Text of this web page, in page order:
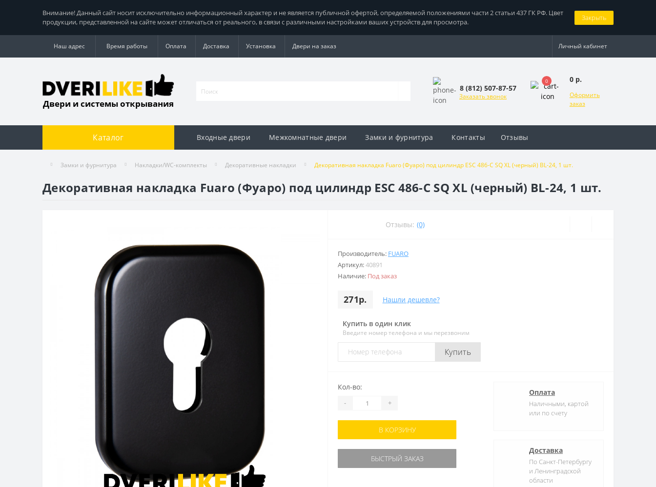
Внимание! Данный сайт носит исключительно информационный характер и не является публичной офертой, определяемой положениями части 2 статьи 437 ГК РФ. Цвет
продукции, представленной на сайте может отличаться от реального, в связи с различными настройками ваших устройств для просмотра.
Закрыть
Наш адрес Время работы Оплата Доставка Установка Двери на заказ Личный кабинет
Двери и системы открывания
8 (812) 507-87-57
Заказать звонок
0 0 р.
Оформить
заказ
Каталог Входные двери Межкомнатные двери Замки и фурнитура Контакты Отзывы
Замки и фурнитура Накладки/WC-комплекты Декоративные накладки Декоративная накладка Fuaro (Фуаро) под цилиндр ESC 486-C SQ XL (черный) BL-24, 1 шт.
Декоративная накладка Fuaro (Фуаро) под цилиндр ESC 486-C SQ XL (черный) BL-24, 1 шт.
Отзывы: (0)
Производитель: FUARO
Артикул:40891
Наличие: Под заказ
271р. Нашли дешевле?
Купить в один клик
Введите номер телефона и мы перезвоним
Купить
Кол-во:
- +
В КОРЗИНУ
БЫСТРЫЙ ЗАКАЗ
Оплата
Наличными, картой
или по счету
Доставка
По Санкт-Петербургу
и Ленинградской
области